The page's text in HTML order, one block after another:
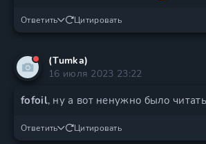
Ответить Цитировать
(Tumka)
16 июля 2023 23:22
fofoil, ну а вот ненужно было читать
Ответить Цитировать